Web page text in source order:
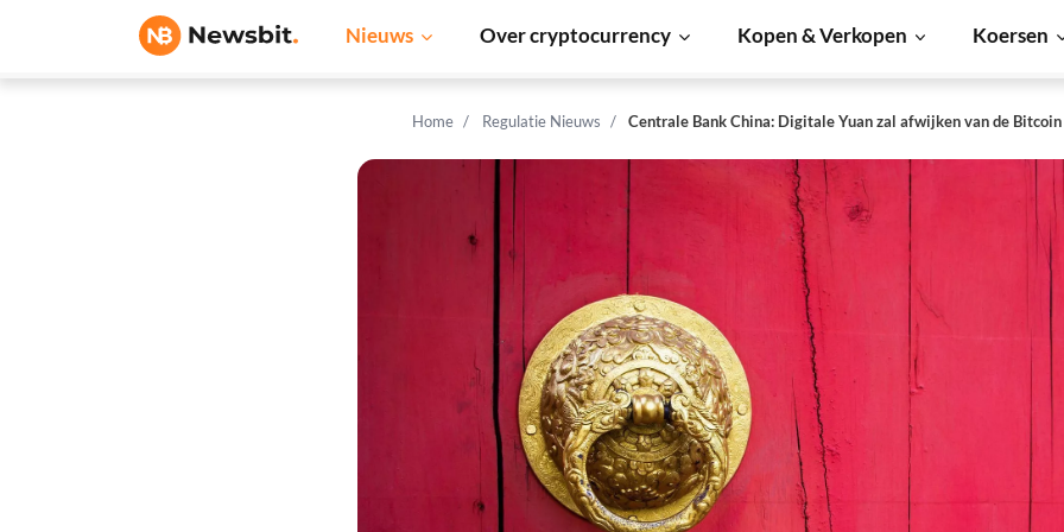
Nieuws Over cryptocurrency Kopen & Verkopen Koersen
Home Regulatie Nieuws Centrale Bank China: Digitale Yuan zal afwijken van de Bitcoin